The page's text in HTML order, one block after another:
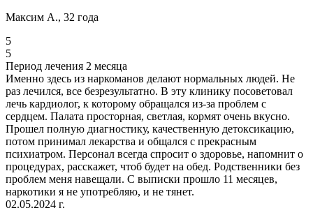
Максим А., 32 года
5
5
Период лечения 2 месяца
Именно здесь из наркоманов делают нормальных людей. Не
раз лечился, все безрезультатно. В эту клинику посоветовал
лечь кардиолог, к которому обращался из-за проблем с
сердцем. Палата просторная, светлая, кормят очень вкусно.
Прошел полную диагностику, качественную детоксикацию,
потом принимал лекарства и общался с прекрасным
психиатром. Персонал всегда спросит о здоровье, напомнит о
процедурах, расскажет, чтоб будет на обед. Родственники без
проблем меня навещали. С выписки прошло 11 месяцев,
наркотики я не употребляю, и не тянет.
02.05.2024 г.